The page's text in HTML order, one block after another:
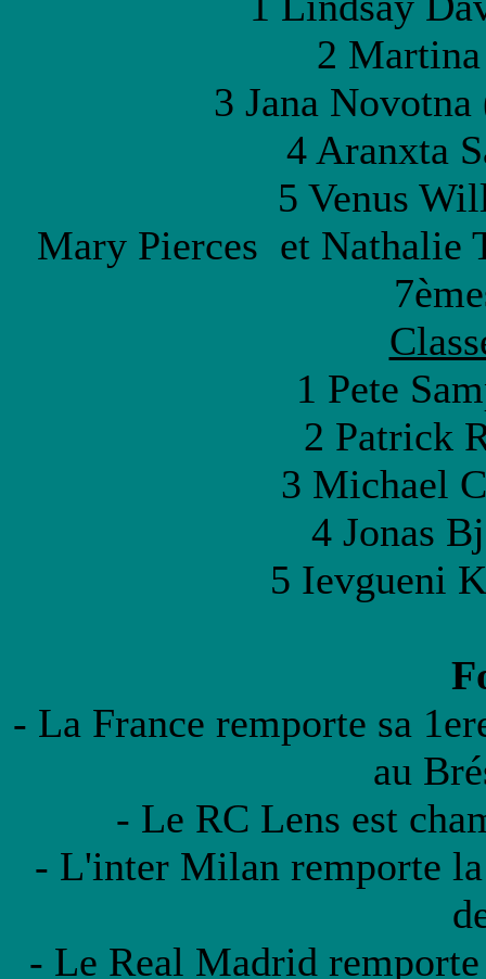
2
3 Jana
4 Aranxta
5 Venus
Mary Pierces et Nathalie
1 Pete
2 Patrick
3 Michael
4 Jonas
5 Ievgueni
- La France remporte sa
au
- Le RC Lens est
- L'inter Milan remporte
- Le Real Madrid